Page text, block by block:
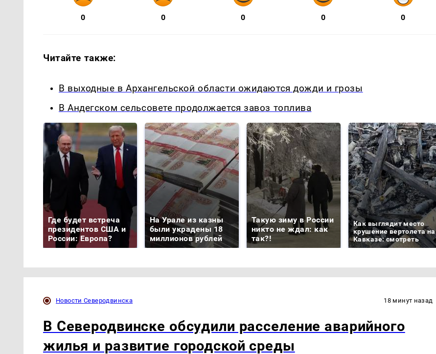
0 0 0 0 0
Читайте также:
В выходные в Архангельской области ожидаются дожди и грозы
В Андегском сельсовете продолжается завоз топлива
Где будет встреча
президентов США и
России: Европа?
На Урале из казны
были украдены 18
миллионов рублей
Такую зиму в России
никто не ждал: как
так?!
Как выглядит место
крушение вертолета на
Кавказе: смотреть
Новости Северодвинска 18 минут назад
В Северодвинске обсудили расселение аварийного
жилья и развитие городской среды